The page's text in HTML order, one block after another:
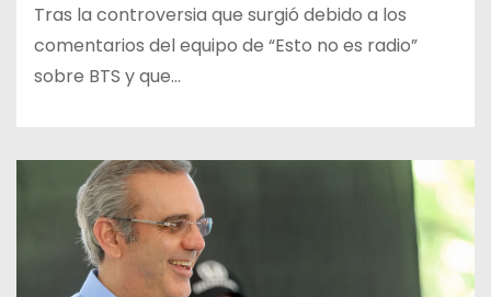
Tras la controversia que surgió debido a los
comentarios del equipo de “Esto no es radio”
sobre BTS y que…